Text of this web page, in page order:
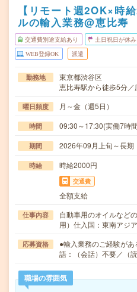
【リモート週2OK×時
ルの輸入業務@恵比寿
交通費別途支給あり 土日祝日が休み
WEB登録OK 派遣
勤務地
東京都渋谷区
恵比寿駅から徒歩5分
曜日頻度 月～金（週5日）
時間 09:30～17:30(実働7時
期間 2026年09月上旬～長
時給 時給2000円
交通費
全額支給
仕事内容
自動車用のオイルなど
用）仕入国：東南アジ
応募資格
●輸入業務のご経験が
語：（会話）不要／（
職場の雰囲気